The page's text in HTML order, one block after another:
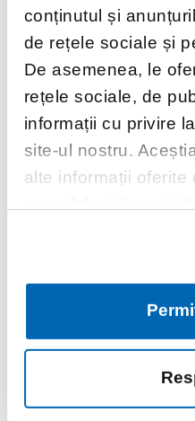
conținutul și
de rețele sociale și
De asemenea, le
rețele sociale, de
informații cu privire
site-ul nostru.
alte informații
Optimizarea
din zona de
farmacistului
Eficientizarea
pentru